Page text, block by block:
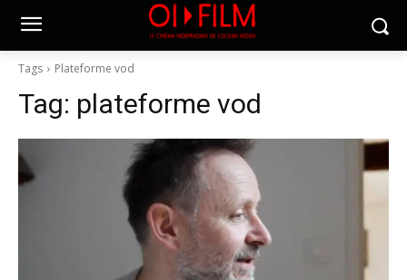
Tags Plateforme vod
Tag: plateforme vod